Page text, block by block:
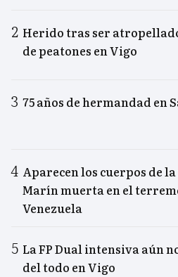
Herido tras ser
de peatones en Vigo
75 años de hermandad en
Aparecen los cuerpos de
Marín muerta en el
Venezuela
La FP Dual intensiva aún
del todo en Vigo